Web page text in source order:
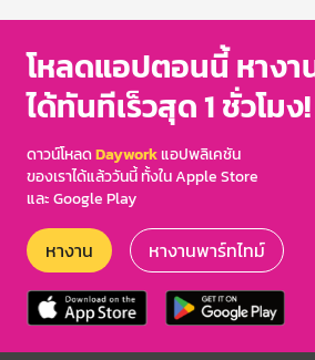
โหลดแอปตอนนี้ หางา
ได้ทันทีเร็วสุด 1 ชั่วโมง!
ดาวน์โหลดDayworkแอปพลิเคชัน
ของเราได้แล้ววันนี้ ทั้งใน Apple Store
และ Google Play
หางาน หางานพาร์ทไทม์